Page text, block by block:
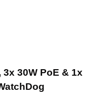
30W PoE & 1x